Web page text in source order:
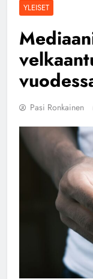
YLEISET
Pasi Ronkainen